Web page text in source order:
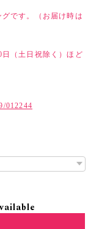
です。（お届け時は
（土日祝除く）ほど
012244